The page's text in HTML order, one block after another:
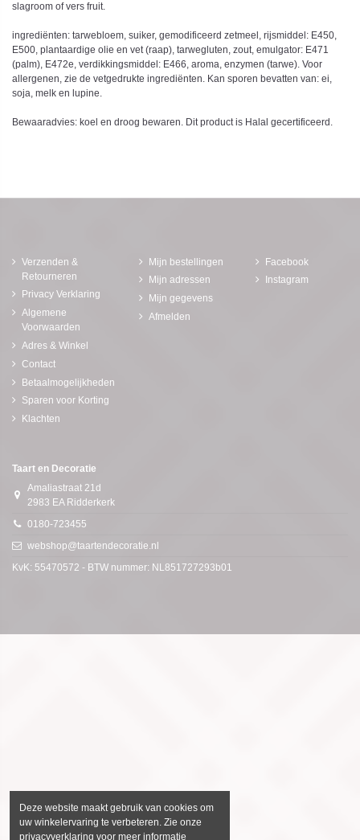
slagroom of vers fruit.
ingrediënten: tarwebloem, suiker, gemodificeerd zetmeel, rijsmiddel: E450,
E500, plantaardige olie en vet (raap), tarwegluten, zout, emulgator: E471
(palm), E472e, verdikkingsmiddel: E466, aroma, enzymen (tarwe). Voor
allergenen, zie de vetgedrukte ingrediënten. Kan sporen bevatten van: ei,
soja, melk en lupine.
Bewaaradvies: koel en droog bewaren. Dit product is Halal gecertificeerd.
Verzenden &
Retourneren
Privacy Verklaring
Algemene
Voorwaarden
Adres & Winkel
Contact
Betaalmogelijkheden
Sparen voor Korting
Klachten
Mijn bestellingen
Mijn adressen
Mijn gegevens
Afmelden
Facebook
Instagram
Taart en Decoratie
Amaliastraat 21d
2983 EA Ridderkerk
0180-723455
webshop@taartendecoratie.nl
KvK: 55470572 - BTW nummer: NL851727293b01
Deze website maakt gebruik van cookies om
uw winkelervaring te verbeteren. Zie onze
privacyverklaring voor meer informatie